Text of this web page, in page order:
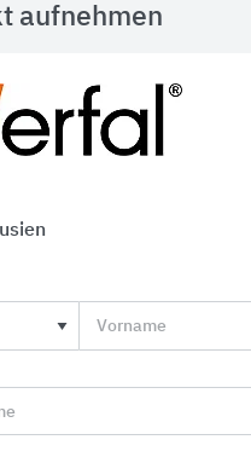
Preisanfrage
Planungsunterlagen
aufnehmen
Vorname